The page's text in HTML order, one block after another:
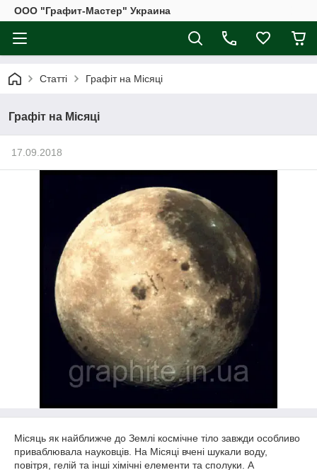
ООО "Графит-Мастер" Украина
Статті Графіт на Місяці
Графіт на Місяці
17.09.2018
Місяць як найближче до Землі космічне тіло завжди особливо
приваблювала науковців. На Місяці вчені шукали воду,
повітря, гелій та інші хімічні елементи та сполуки. А